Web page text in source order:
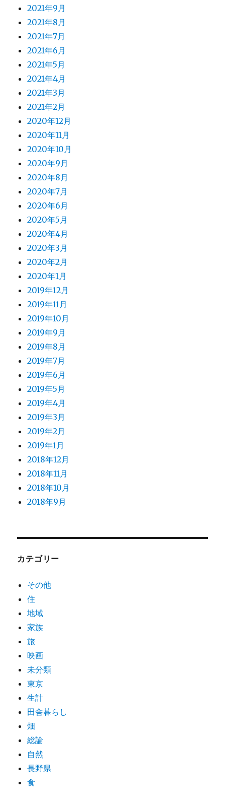
2021年9月
2021年8月
2021年7月
2021年6月
2021年5月
2021年4月
2021年3月
2021年2月
2020年12月
2020年11月
2020年10月
2020年9月
2020年8月
2020年7月
2020年6月
2020年5月
2020年4月
2020年3月
2020年2月
2020年1月
2019年12月
2019年11月
2019年10月
2019年9月
2019年8月
2019年7月
2019年6月
2019年5月
2019年4月
2019年3月
2019年2月
2019年1月
2018年12月
2018年11月
2018年10月
2018年9月
カテゴリー
その他
住
地域
家族
旅
映画
未分類
東京
生計
田舎暮らし
畑
総論
自然
長野県
食